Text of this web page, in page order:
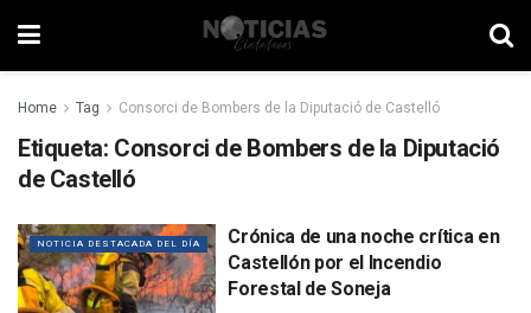
Home Tag Consorci de Bombers de la Diputació de Castelló
Etiqueta: Consorci de Bombers de la Diputació
de Castelló
NOTICIA DESTACADA DEL DÍA
Crónica de una noche crítica en
Castellón por el Incendio
Forestal de Soneja